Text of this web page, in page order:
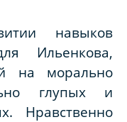
навыков
Ильенкова,
на морально
глупых и
Нравственно